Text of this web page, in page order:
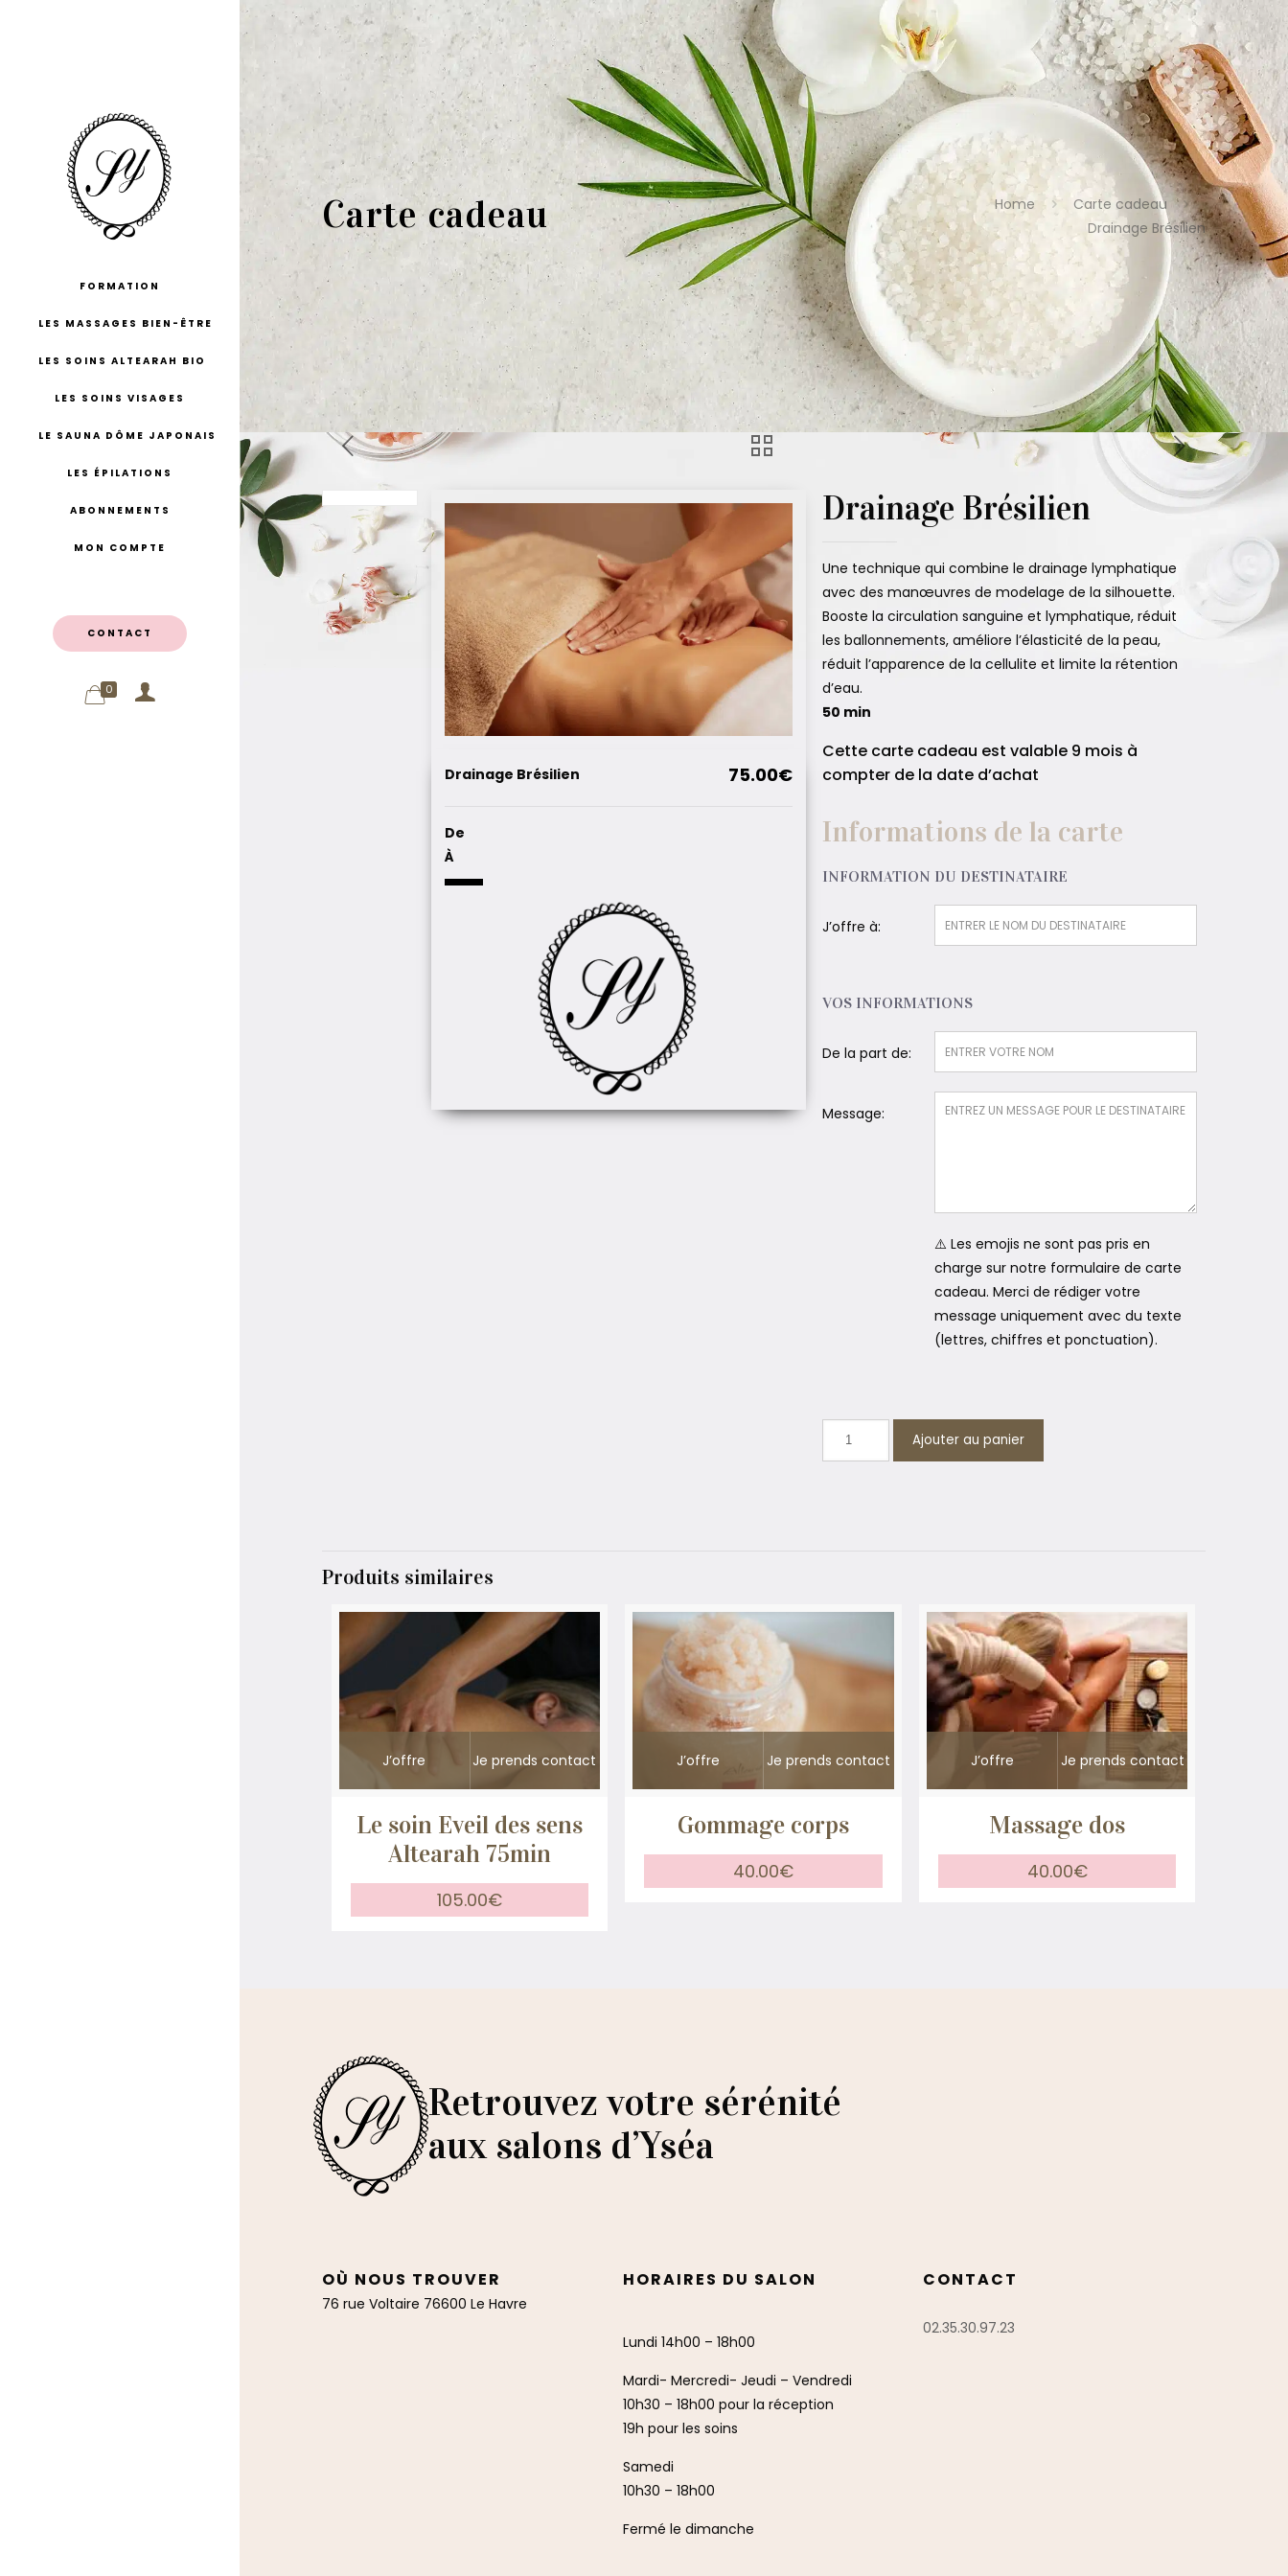
FORMATION
LES MASSAGES BIEN-ÊTRE
LES SOINS ALTEARAH BIO
LES SOINS VISAGES
LE SAUNA DÔME JAPONAIS
LES ÉPILATIONS
ABONNEMENTS
MON COMPTE
CONTACT
0
Carte cadeau Home
Carte cadeau
Drainage Brésilien
Drainage Brésilien 75.00€
De
À
Drainage Brésilien
Une technique qui combine le drainage lymphatique
avec des manœuvres de modelage de la silhouette.
Booste la circulation sanguine et lymphatique, réduit
les ballonnements, améliore l’élasticité de la peau,
réduit l’apparence de la cellulite et limite la rétention
d’eau.
50 min
Cette carte cadeau est valable 9 mois à
compter de la date d’achat
Informations de la carte
INFORMATION DU DESTINATAIRE
J’offre à:
VOS INFORMATIONS
De la part de:
Message:
⚠️ Les emojis ne sont pas pris en
charge sur notre formulaire de carte
cadeau. Merci de rédiger votre
message uniquement avec du texte
(lettres, chiffres et ponctuation).
Ajouter au panier
Produits similaires
J’offre Je prends contact
Le soin Eveil des sens
Altearah 75min
105.00€
J’offre Je prends contact
Gommage corps
40.00€
J’offre Je prends contact
Massage dos
40.00€
Retrouvez votre sérénité
aux salons d’Yséa
OÙ NOUS TROUVER
76 rue Voltaire 76600 Le Havre
HORAIRES DU SALON
Lundi 14h00 – 18h00
Mardi- Mercredi- Jeudi – Vendredi
10h30 – 18h00 pour la réception
19h pour les soins
Samedi
10h30 – 18h00
Fermé le dimanche
CONTACT
02.35.30.97.23